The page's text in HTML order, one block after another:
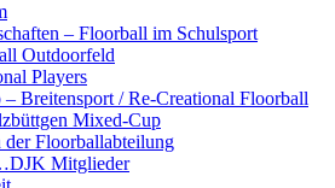
– Floorball im Schulsport
Outdoorfeld
Players
Breitensport / Re-Creational Floorball
Mixed-Cup
Floorballabteilung
Mitglieder